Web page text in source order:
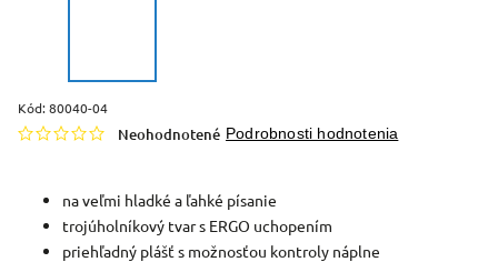
Kód:80040-04
Neohodnotené Podrobnosti hodnotenia
na veľmi hladké a ľahké písanie
trojúholníkový tvar s ERGO uchopením
priehľadný plášť s možnosťou kontroly náplne